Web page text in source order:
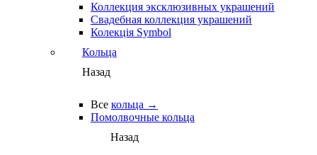
Коллекция эксклюзивных украшений
Свадебная коллекция украшений
Колекція Symbol
Кольца
Назад
Все кольца →
Помолвочные кольца
Назад